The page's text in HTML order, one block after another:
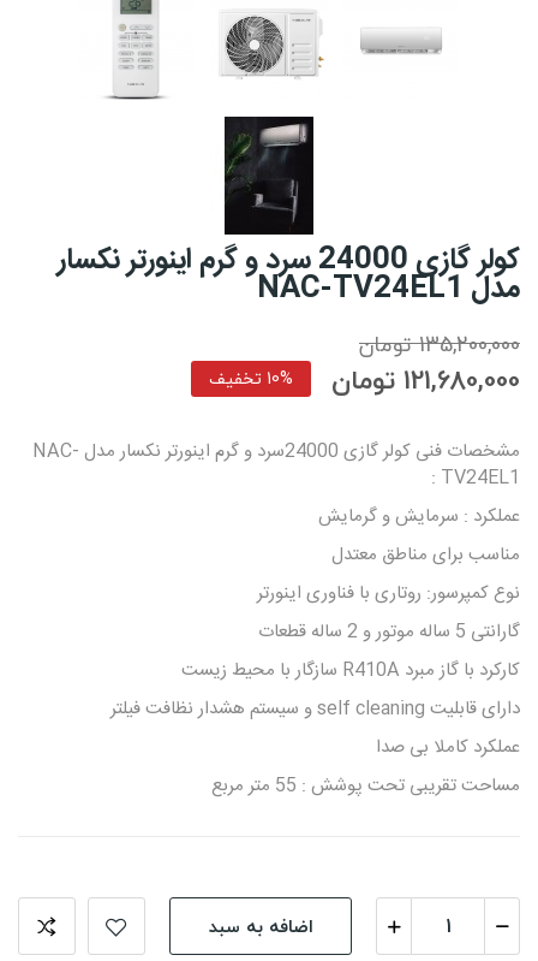
کولر گازی 24000 سرد و گرم اینورتر نکسار
مدل NAC-TV24EL1
135,200,000 تومان
121,680,000 تومان 10% تخفیف
مشخصات فنی کولر گازی 24000سرد و گرم اینورتر نکسار مدل NAC-
TV24EL1 :
عملکرد : سرمایش و گرمایش
مناسب برای مناطق معتدل
نوع کمپرسور: روتاری با فناوری اینورتر
گارانتی 5 ساله موتور و 2 ساله قطعات
کارکرد با گاز مبرد R410A سازگار با محیط زیست
دارای قابلیت self cleaning و سیستم هشدار نظافت فیلتر
عملکرد کاملا بی صدا
مساحت تقریبی تحت پوشش : 55 متر مربع
اضافه به سبد